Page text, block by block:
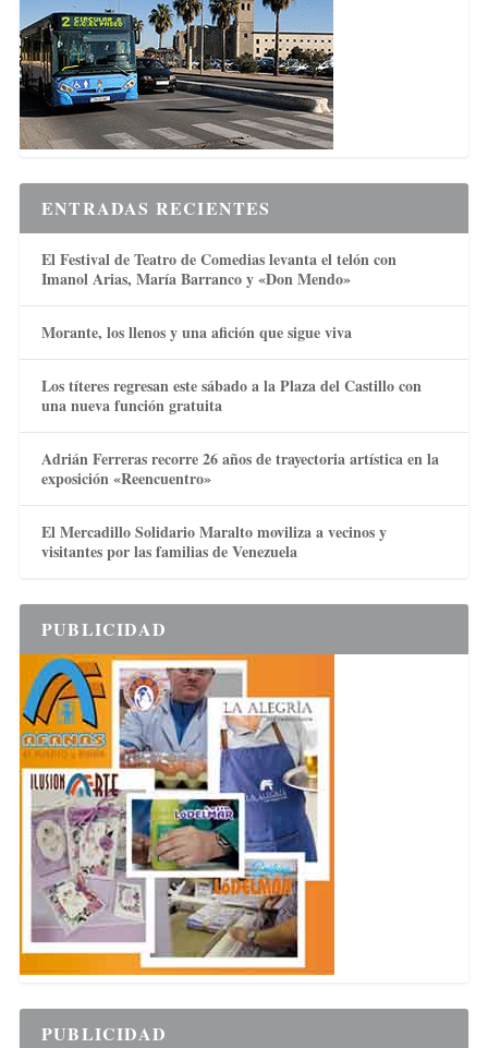
ENTRADAS RECIENTES
El Festival de Teatro de Comedias levanta el telón con
Imanol Arias, María Barranco y «Don Mendo»
Morante, los llenos y una afición que sigue viva
Los títeres regresan este sábado a la Plaza del Castillo con
una nueva función gratuita
Adrián Ferreras recorre 26 años de trayectoria artística en la
exposición «Reencuentro»
El Mercadillo Solidario Maralto moviliza a vecinos y
visitantes por las familias de Venezuela
PUBLICIDAD
PUBLICIDAD